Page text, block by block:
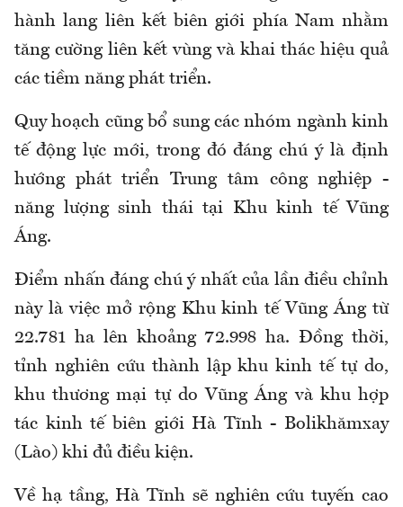
hành lang liên kết biên giới phía Nam nhằm
tăng cường liên kết vùng và khai thác hiệu quả
các tiềm năng phát triển.
Quy hoạch cũng bổ sung các nhóm ngành kinh
tế động lực mới, trong đó đáng chú ý là định
hướng phát triển Trung tâm công nghiệp -
năng lượng sinh thái tại Khu kinh tế Vũng
Áng.
Điểm nhấn đáng chú ý nhất của lần điều chỉnh
này là việc mở rộng Khu kinh tế Vũng Áng từ
22.781 ha lên khoảng 72.998 ha. Đồng thời,
tỉnh nghiên cứu thành lập khu kinh tế tự do,
khu thương mại tự do Vũng Áng và khu hợp
tác kinh tế biên giới Hà Tĩnh - Bolikhămxay
(Lào) khi đủ điều kiện.
Về hạ tầng, Hà Tĩnh sẽ nghiên cứu tuyến cao